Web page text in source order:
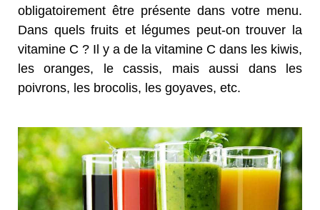
obligatoirement être présente dans votre menu.
Dans quels fruits et légumes peut-on trouver la
vitamine C ? Il y a de la vitamine C dans les kiwis,
les oranges, le cassis, mais aussi dans les
poivrons, les brocolis, les goyaves, etc.